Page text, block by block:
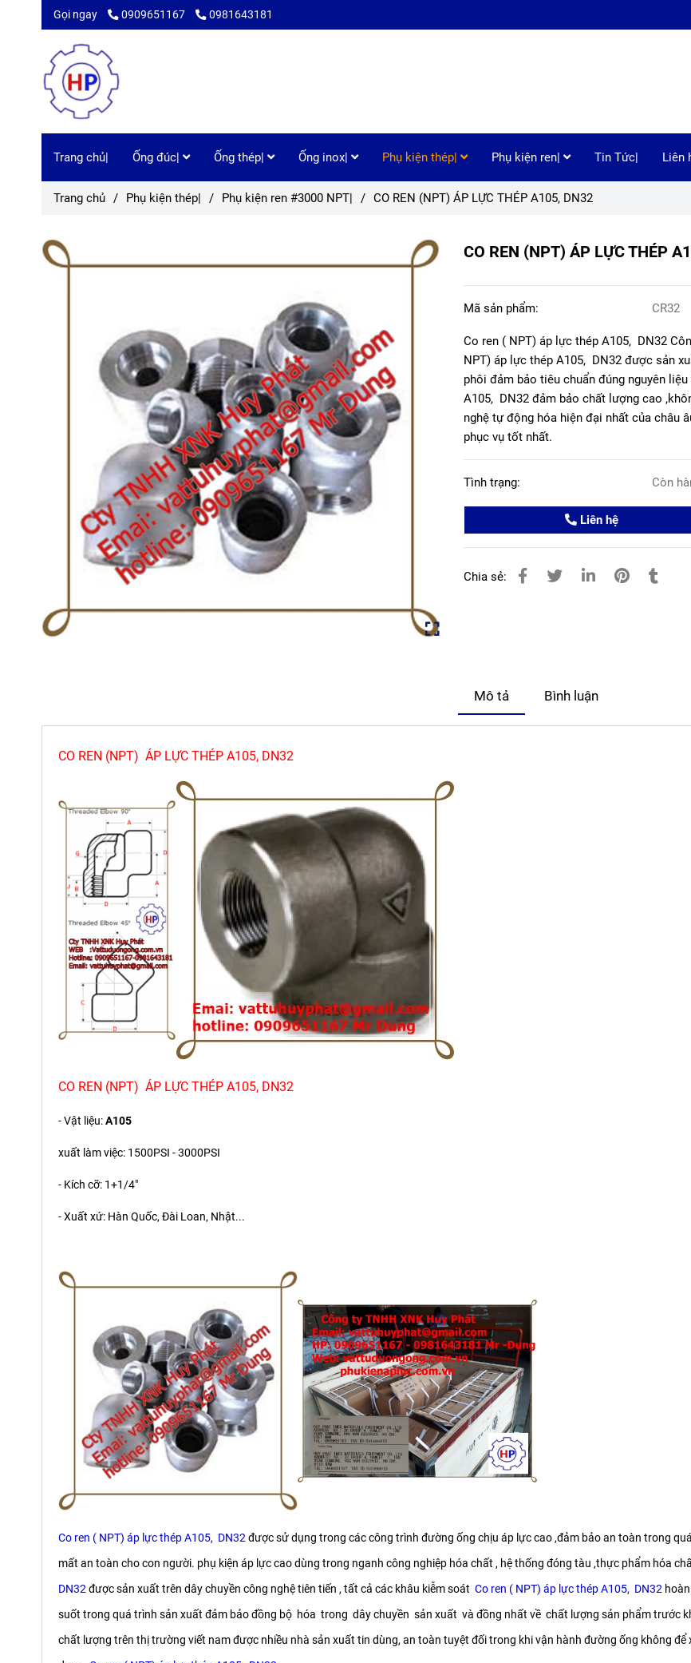
Gọi ngay 0909651167 0981643181
Trang chủ| Ống đúc| Ống thép| Ống inox| Phụ kiện thép| Phụ kiện ren| Tin Tức| Liên
Trang chủ / Phụ kiện thép| / Phụ kiện ren #3000 NPT| / CO REN (NPT) ÁP LỰC THÉP A105, DN32
CO REN (NPT) ÁP LỰC THÉP
Mã sản phẩm: CR32
Co ren ( NPT) áp lực thép A105, DN32
NPT) áp lực thép A105, DN32 được sản
phôi đảm bảo tiêu chuẩn đúng nguyên
A105, DN32 đảm bảo chất lượng cao
nghệ tự động hóa hiện đại nhất của châu
phục vụ tốt nhất.
Tình trạng: Còn
Liên hệ
Chia sẻ:
Mô tả Bình luận
CO REN (NPT) ÁP LỰC THÉP A105, DN32
CO REN (NPT) ÁP LỰC THÉP A105, DN32
- Vật liệu:A105
xuất làm việc: 1500PSI - 3000PSI
- Kích cỡ: 1+1/4"
- Xuất xứ: Hàn Quốc, Đài Loan, Nhật...
Co ren ( NPT) áp lực thép A105, DN32 được sử dụng trong các công trình đường ống chịu áp lực cao ,đảm bảo an toàn trong
mất an toàn cho con người. phụ kiện áp lực cao dùng trong nganh công nghiệp hóa chất , hệ thống đóng tàu ,thực phẩm hóa
DN32 được sản xuất trên dây chuyền công nghệ tiên tiến , tất cả các khâu kiễm soát Co ren ( NPT) áp lực thép A105, DN32
suốt trong quá trình sản xuất đảm bảo đồng bộ hóa trong dây chuyền sản xuất và đồng nhất về chất lượng sản phẩm trước
chất lượng trên thị trường viết nam được nhiều nhà sản xuất tin dùng, an toàn tuyệt đối trong khi vận hành đường ống không